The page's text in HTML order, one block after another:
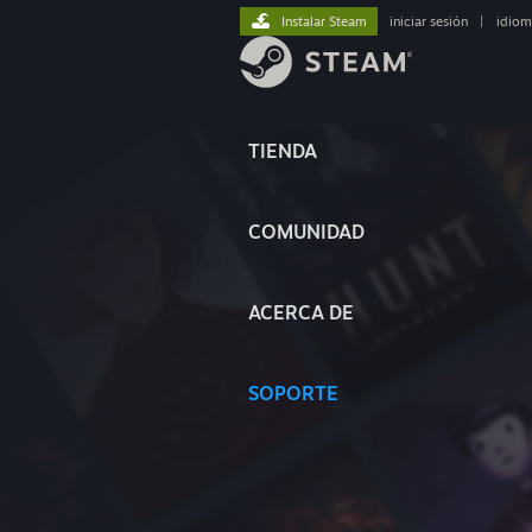
TIENDA
COMUNIDAD
ACERCA DE
SOPORTE
Instalar Steam iniciar sesión